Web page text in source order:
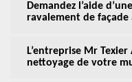
Demandez l’aide
ravalement de façade
L’entreprise Mr
nettoyage de votre